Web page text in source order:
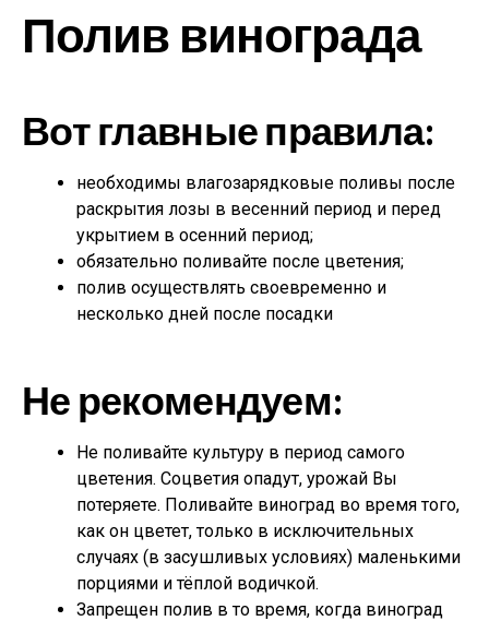
Полив винограда
Вот главные правила:
необходимы влагозарядковые поливы после
раскрытия лозы в весенний период и перед
укрытием в осенний период;
обязательно поливайте после цветения;
полив осуществлять своевременно и
несколько дней после посадки
Не рекомендуем:
Не поливайте культуру в период самого
цветения. Соцветия опадут, урожай Вы
потеряете. Поливайте виноград во время того,
как он цветет, только в исключительных
случаях (в засушливых условиях) маленькими
порциями и тёплой водичкой.
Запрещен полив в то время, когда виноград